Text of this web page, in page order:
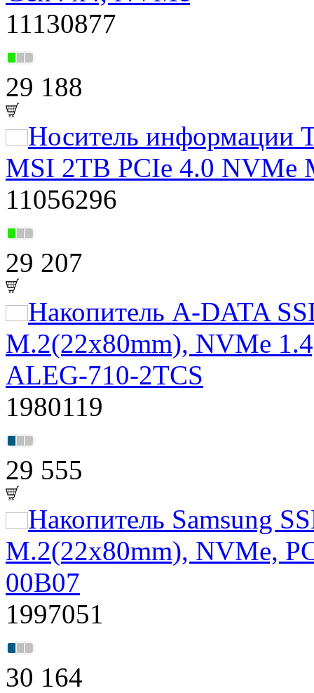
11130877
29 188
Носитель информации
MSI 2TB PCIe 4.0 NVMe
11056296
29 207
Накопитель A-DATA
M.2(22x80mm), NVMe
ALEG-710-2TCS
1980119
29 555
Накопитель Samsung
M.2(22x80mm), NVMe,
00B07
1997051
30 164